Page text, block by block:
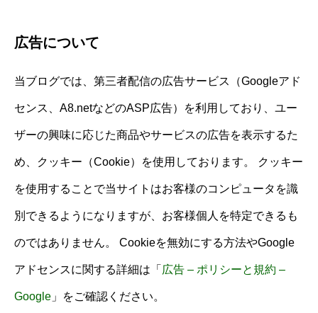
広告について
当ブログでは、第三者配信の広告サービス（Googleアド
センス、A8.netなどのASP広告）を利用しており、ユー
ザーの興味に応じた商品やサービスの広告を表示するた
め、クッキー（Cookie）を使用しております。 クッキー
を使用することで当サイトはお客様のコンピュータを識
別できるようになりますが、お客様個人を特定できるも
のではありません。 Cookieを無効にする方法やGoogle
アドセンスに関する詳細は「 広告 – ポリシーと規約 –
Google 」をご確認ください。